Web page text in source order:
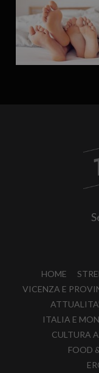
HOME
VICENZA E
ATTUALITA’
ITALIA E
CULTURA
FOOD